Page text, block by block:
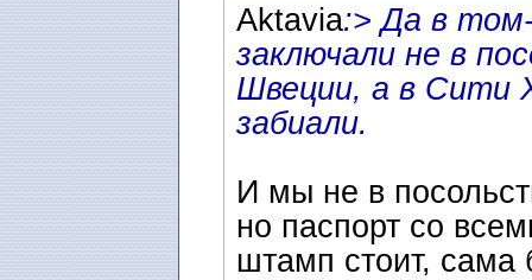
Aktavia:> Да в
заключали не в
Швеции, а в Сити
забиали.
И мы не в
но паспорт со
штамп стоит, сама